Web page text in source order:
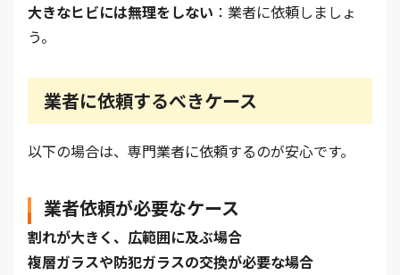
大きなヒビには無理をしない ：業者に依頼しましょ
う。
業者に依頼するべきケース
以下の場合は、専門業者に依頼するのが安心です。
業者依頼が必要なケース
割れが大きく、広範囲に及ぶ場合
複層ガラスや防犯ガラスの交換が必要な場合